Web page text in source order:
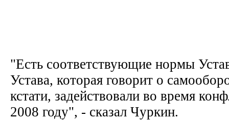
"Есть соответствующие нормы
Устава, которая говорит о
кстати, задействовали во время
2008 году", - сказал Чуркин.